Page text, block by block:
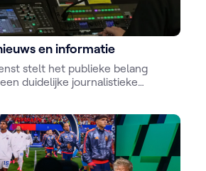
en informatie
stelt het publieke belang
duidelijke journalistieke
nieuws en ander journalistieke